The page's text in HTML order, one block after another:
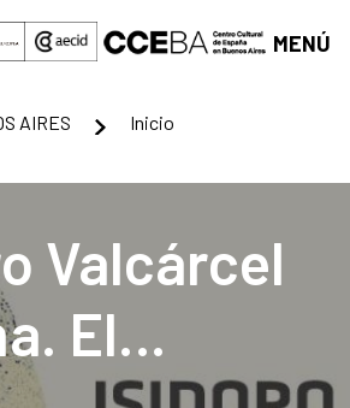
MENÚ
AIRES Inicio
Valcárcel
El